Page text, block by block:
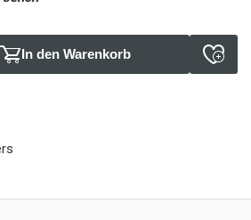
In den Warenkorb